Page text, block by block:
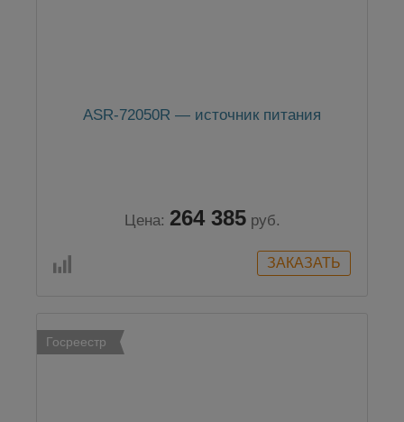
ASR-72050R — источник питания
Цена: 264 385 руб.
Госреестр